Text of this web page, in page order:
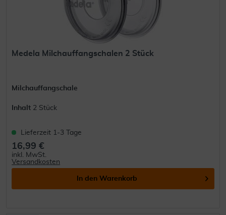
Medela Milchauffangschalen 2 Stück
Milchauffangschale
Inhalt 2 Stück
Lieferzeit 1-3 Tage
16,99 €
inkl. MwSt.
Versandkosten
In den Warenkorb